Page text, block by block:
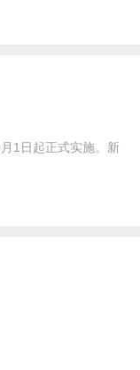
1日起正式实施。新